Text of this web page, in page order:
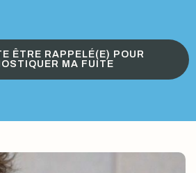
ÊTRE RAPPELÉ(E) POUR
MA FUITE